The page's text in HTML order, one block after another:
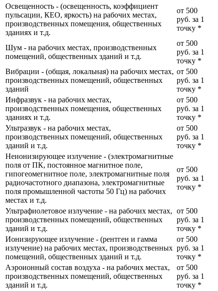
Освещенность - (освещенность, коэффициент
пульсации, КЕО, яркость) на рабочих местах,
производственных помещения, общественных
зданиях и т.д.
от 500
руб. за 1
точку *
Шум - на рабочих местах, производственных
помещений, общественных зданий и т.д.
от 500
руб. за 1
точку *
Вибрации - (общая, локальная) на рабочих местах,
производственных помещений, общественных
зданий
от 500
руб. за 1
точку *
Инфразвук - на рабочих местах,
производственных помещения, общественных
зданиях и т.д.
от 500
руб. за 1
точку *
Ультразвук - на рабочих местах,
производственных помещений, общественных
зданий и т.д.
от 500
руб. за 1
точку *
Неионизирующее излучение - (электромагнитные
поля от ПК, постоянное магнитное поле,
гипогеомегнитное поле, электромагнитные поля
радиочастотного диапазона, электромагнитные
поля промышленной частоты 50 Гц) на рабочих
местах и т.д.
от 500
руб. за 1
точку *
Ультрафиолетовое излучение - на рабочих местах,
производственных помещений, общественных
зданий и т.д.
от 500
руб. за 1
точку *
Ионизирующее излучение - (рентген и гамма
излучение) на рабочих местах, производственных
помещений, общественных зданий и т.д.
от 500
руб. за 1
точку *
Аэроионный состав воздуха - на рабочих местах,
производственных помещений, общественных
зданий и т.д.
от 500
руб. за 1
точку *